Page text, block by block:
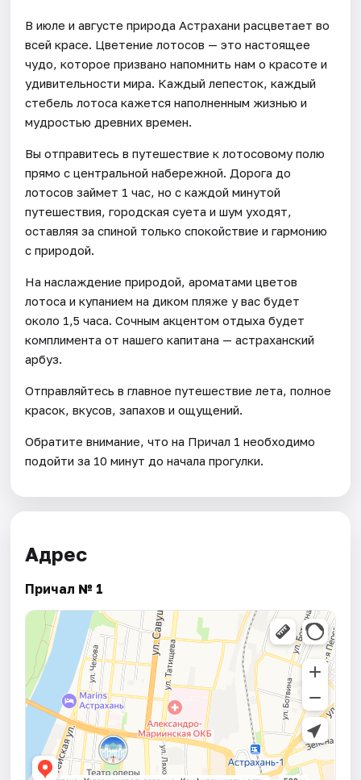
В июле и августе природа Астрахани расцветает во
всей красе. Цветение лотосов — это настоящее
чудо, которое призвано напомнить нам о красоте и
удивительности мира. Каждый лепесток, каждый
стебель лотоса кажется наполненным жизнью и
мудростью древних времен.
Вы отправитесь в путешествие к лотосовому полю
прямо с центральной набережной. Дорога до
лотосов займет 1 час, но с каждой минутой
путешествия, городская суета и шум уходят,
оставляя за спиной только спокойствие и гармонию
с природой.
На наслаждение природой, ароматами цветов
лотоса и купанием на диком пляже у вас будет
около 1,5 часа. Сочным акцентом отдыха будет
комплимента от нашего капитана — астраханский
арбуз.
Отправляйтесь в главное путешествие лета, полное
красок, вкусов, запахов и ощущений.
Обратите внимание, что на Причал 1 необходимо
подойти за 10 минут до начала прогулки.
Адрес
Причал № 1